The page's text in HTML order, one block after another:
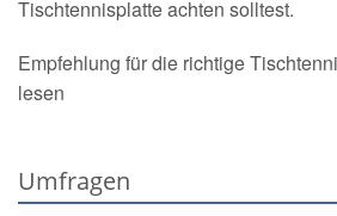
Tischtennisplatte achten solltest.
Empfehlung für die richtige
lesen
Umfragen